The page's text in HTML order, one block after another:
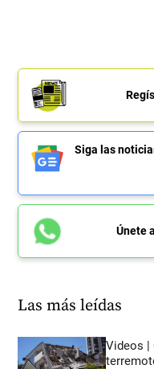
Siga las
Únete
Las más leídas
Videos |